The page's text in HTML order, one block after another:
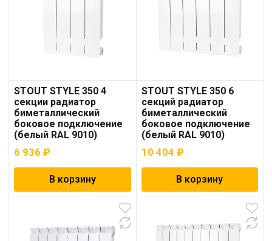
STOUT STYLE 350 4
секции радиатор
биметаллический
боковое подключение
(белый RAL 9010)
6 936 ₽
В корзину
STOUT STYLE 350 6
секций радиатор
биметаллический
боковое подключение
(белый RAL 9010)
10 404 ₽
В корзину